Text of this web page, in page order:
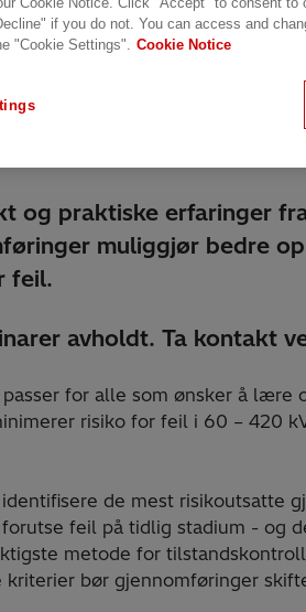
15.09.2021
og praktiske erfaringer
muliggjør bedre
feil.
avholdt. Ta kontakt
for alle som ønsker å lære
risiko for feil i 60 – 420
de mest risikoutsatte
feil på tidlig stadium - og
metode for
kriterier bør gjennomføringer
if you do not. You can access and
"Cookie Settings".
Cookie Notice